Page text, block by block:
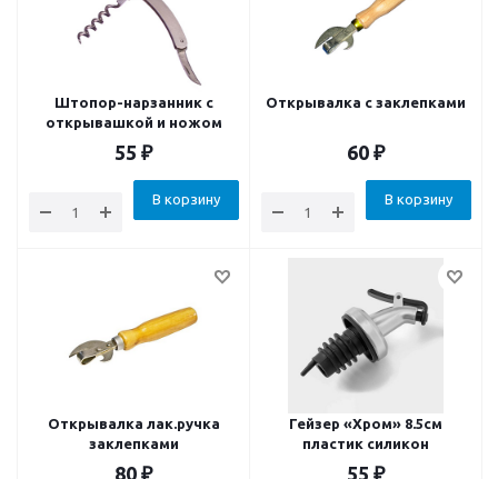
Штопор-нарзанник с
открывашкой и ножом
55 ₽
В корзину
Открывалка с заклепками
60 ₽
В корзину
Открывалка лак.ручка
заклепками
80 ₽
Гейзер «Хром» 8.5см
пластик силикон
55 ₽